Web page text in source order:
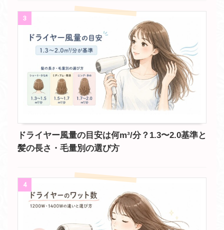
3
ドライヤー風量の目安は何m³/分？1.3〜2.0基準と
髪の長さ・毛量別の選び方
4